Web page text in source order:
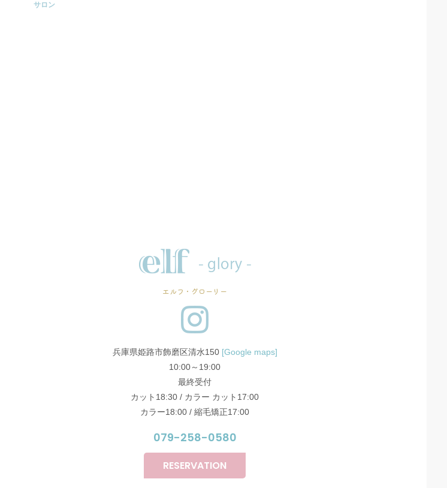
サロン
エルフ・グローリー
兵庫県姫路市飾磨区清水150 [Google maps]
10:00～19:00
最終受付
カット18:30 / カラー カット17:00
カラー18:00 / 縮毛矯正17:00
079-258-0580
RESERVATION